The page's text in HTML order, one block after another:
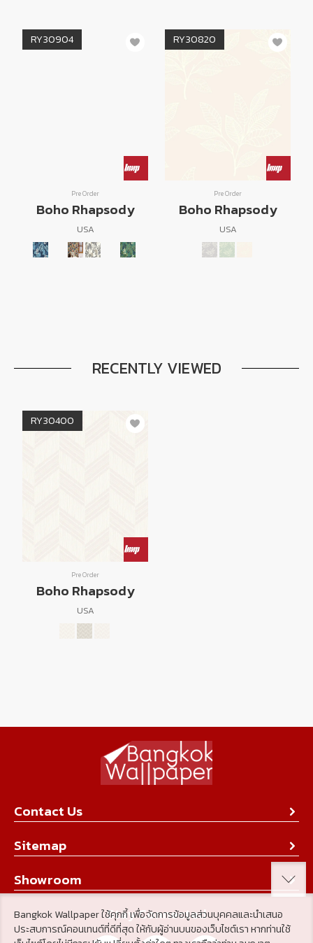
Bangkok Wallpaper ใช้คุกกี้ เพื่อจัดการข้อมูลส่วนบุคคลและนำเสนอ
ประสบการณ์คอนเทนต์ที่ดีที่สุด ให้กับผู้อ่านบนของเว็บไซต์เรา หากท่านใช้
RY30904
Pre Order
Boho Rhapsody
USA
RY30820
Pre Order
Boho Rhapsody
USA
RECENTLY VIEWED
RY30400
Pre Order
Boho Rhapsody
USA
Contact Us
About Us
Contact Us
Achievement
Sitemap
Collection
Product
Tips & Tricks
About Us
Showroom
Stay Connected